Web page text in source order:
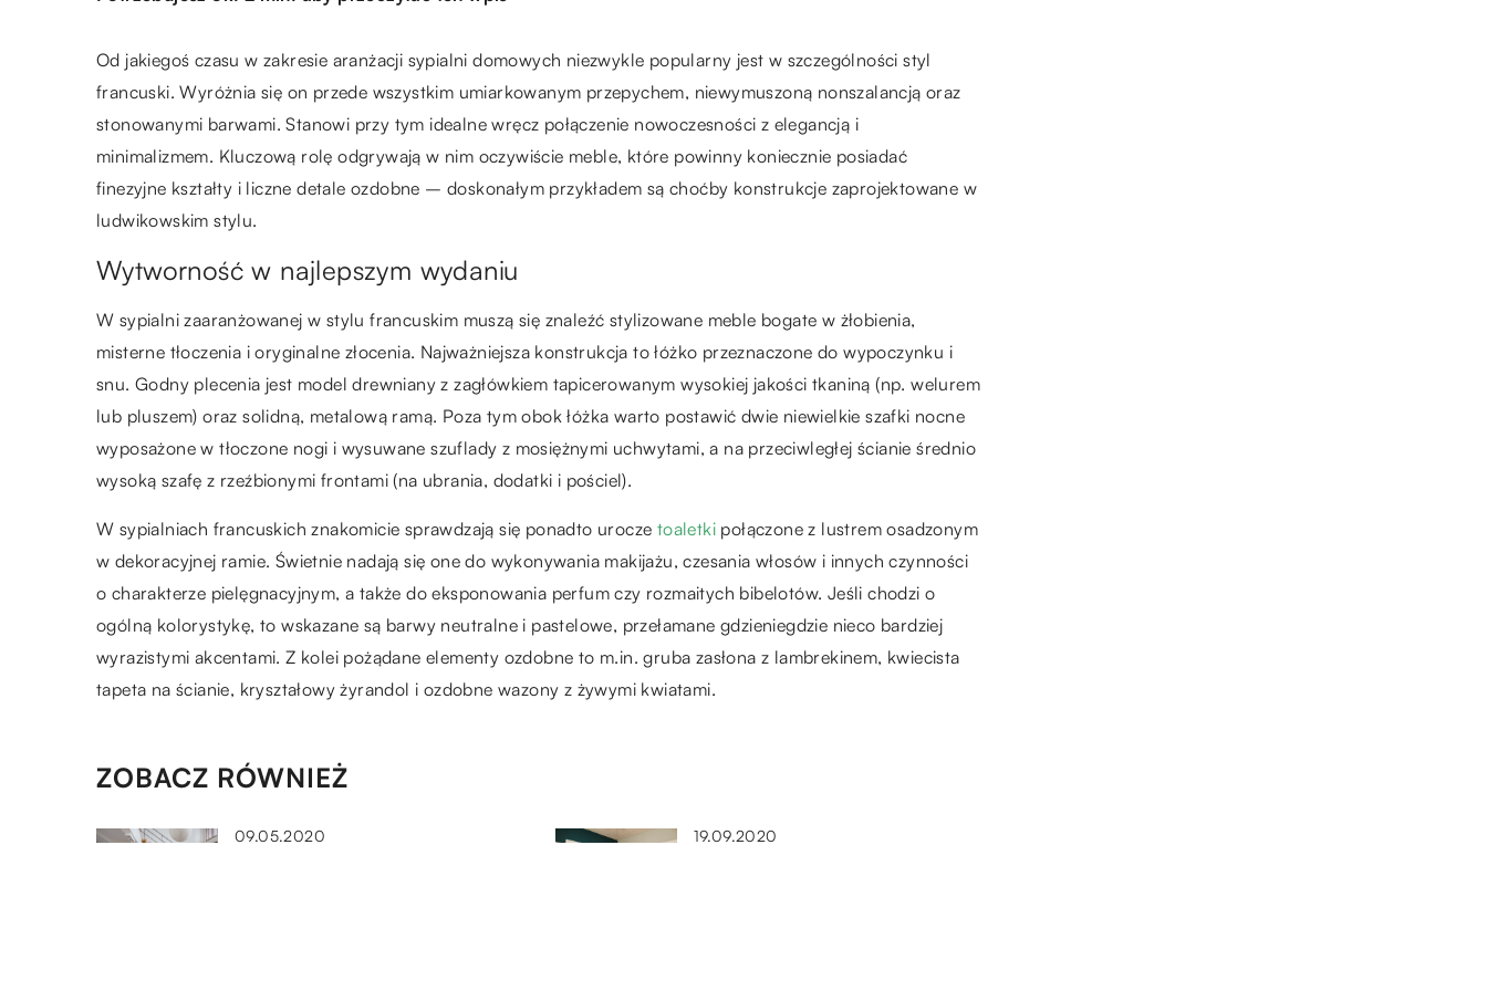
Od jakiegoś czasu w zakresie aranżacji sypialni domowych niezwykle popularny jest w szczególności styl
francuski. Wyróżnia się on przede wszystkim umiarkowanym przepychem, niewymuszoną nonszalancją oraz
stonowanymi barwami. Stanowi przy tym idealne wręcz połączenie nowoczesności z elegancją i
minimalizmem. Kluczową rolę odgrywają w nim oczywiście meble, które powinny koniecznie posiadać
finezyjne kształty i liczne detale ozdobne – doskonałym przykładem są choćby konstrukcje zaprojektowane w
ludwikowskim stylu.
Wytworność w najlepszym wydaniu
W sypialni zaaranżowanej w stylu francuskim muszą się znaleźć stylizowane meble bogate w żłobienia,
misterne tłoczenia i oryginalne złocenia. Najważniejsza konstrukcja to łóżko przeznaczone do wypoczynku i
snu. Godny plecenia jest model drewniany z zagłówkiem tapicerowanym wysokiej jakości tkaniną (np. welurem
lub pluszem) oraz solidną, metalową ramą. Poza tym obok łóżka warto postawić dwie niewielkie szafki nocne
wyposażone w tłoczone nogi i wysuwane szuflady z mosiężnymi uchwytami, a na przeciwległej ścianie średnio
wysoką szafę z rzeźbionymi frontami (na ubrania, dodatki i pościel).
W sypialniach francuskich znakomicie sprawdzają się ponadto urocze toaletki połączone z lustrem osadzonym
w dekoracyjnej ramie. Świetnie nadają się one do wykonywania makijażu, czesania włosów i innych czynności
o charakterze pielęgnacyjnym, a także do eksponowania perfum czy rozmaitych bibelotów. Jeśli chodzi o
ogólną kolorystykę, to wskazane są barwy neutralne i pastelowe, przełamane gdzieniegdzie nieco bardziej
wyrazistymi akcentami. Z kolei pożądane elementy ozdobne to m.in. gruba zasłona z lambrekinem, kwiecista
tapeta na ścianie, kryształowy żyrandol i ozdobne wazony z żywymi kwiatami.
ZOBACZ RÓWNIEŻ
09.05.2020 19.09.2020